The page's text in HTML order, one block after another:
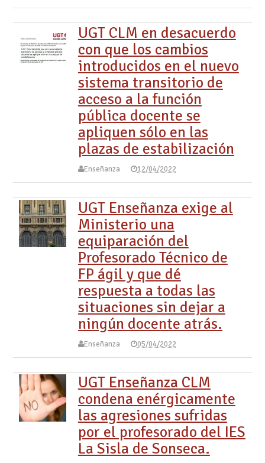
UGT CLM en desacuerdo
con que los cambios
introducidos en el nuevo
sistema transitorio de
acceso a la función
pública docente se
apliquen sólo en las
plazas de estabilización
Enseñanza 12/04/2022
UGT Enseñanza exige al
Ministerio una
equiparación del
Profesorado Técnico de
FP ágil y que dé
respuesta a todas las
situaciones sin dejar a
ningún docente atrás.
Enseñanza 05/04/2022
UGT Enseñanza CLM
condena enérgicamente
las agresiones sufridas
por el profesorado del IES
La Sisla de Sonseca.